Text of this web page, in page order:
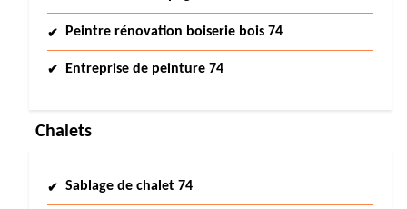
Peintre rénovation boiserie bois 74
Entreprise de peinture 74
Chalets
Sablage de chalet 74